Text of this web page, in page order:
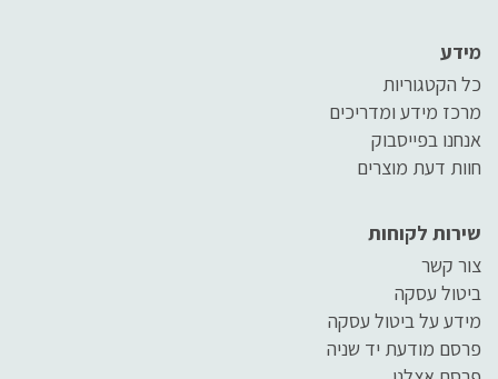
מידע
כל הקטגוריות
מרכז מידע ומדריכים
אנחנו בפייסבוק
חוות דעת מוצרים
שירות לקוחות
צור קשר
ביטול עסקה
מידע על ביטול עסקה
פרסם מודעת יד שניה